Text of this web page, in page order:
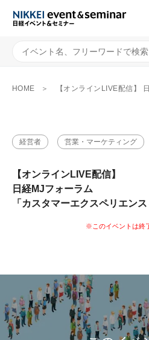
HOME 【オンラインLIVE配信】 日経MJフォーラム 「
経営者 営業・マーケティング
【オンラインLIVE配信】
日経MJフォーラム
「カスタマーエクスペリエン